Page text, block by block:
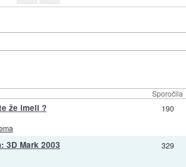
Sporočila
že imeli ? 190
3D Mark 2003 329